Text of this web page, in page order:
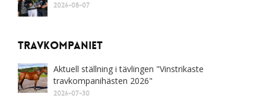
2026-08-07
Travkompaniet
Aktuell ställning i tävlingen "Vinstrikaste
travkompanihästen 2026"
2026-07-30